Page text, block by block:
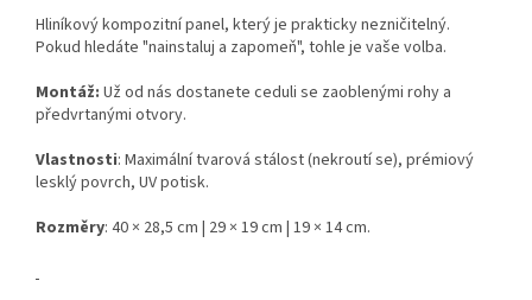
Hliníkový kompozitní panel, který je prakticky nezničitelný.
Pokud hledáte "nainstaluj a zapomeň", tohle je vaše volba.
Montáž: Už od nás dostanete ceduli se zaoblenými rohy a
předvrtanými otvory.
Vlastnosti: Maximální tvarová stálost (nekroutí se), prémiový
lesklý povrch, UV potisk.
Rozměry: 40 × 28,5 cm | 29 × 19 cm | 19 × 14 cm.